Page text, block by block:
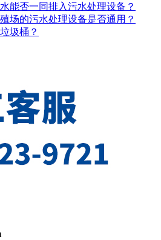
能否一同排入污水处理设备？
场的污水处理设备是否通用？
圾桶？